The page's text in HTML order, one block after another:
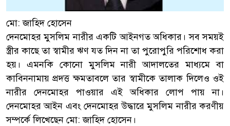
মো: জাহিদ হোসেন
দেনমোহর মুসলিম নারীর একটি আইনগত অধিকার। সব সময়ই
স্ত্রীর কাছে তা স্বামীর ঋণ যত দিন না তা পুরোপুরি পরিশোধ করা
হয়। এমনকি কোনো মুসলিম নারী আদালতের মাধ্যমে বা
কাবিননামায় প্রদত্ত ক্ষমতাবলে তার স্বামীকে তালাক দিলেও ওই
নারীর দেনমোহর পাওয়ার এই অধিকার লোপ পায় না।
দেনমোহর আইন এবং দেনমোহর উদ্ধারে মুসলিম নারীর করণীয়
সম্পর্কে লিখেছেন মো: জাহিদ হোসেন।